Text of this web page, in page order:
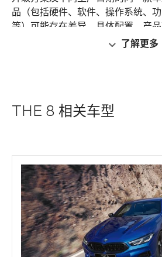
品（包括硬件、软件、操作系统、
等）可能存在差异。具体配置、产
以BMW授权经销商展示、销售的适
了解更多
THE 8 相关车型